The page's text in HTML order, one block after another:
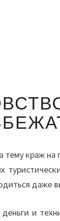
тему краж
даже
и